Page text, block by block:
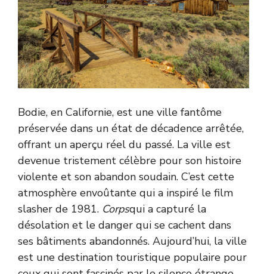
Bodie, en Californie, est une ville fantôme
préservée dans un état de décadence arrêtée,
offrant un aperçu réel du passé. La ville est
devenue tristement célèbre pour son histoire
violente et son abandon soudain. C’est cette
atmosphère envoûtante qui a inspiré le film
slasher de 1981. Corpsqui a capturé la
désolation et le danger qui se cachent dans
ses bâtiments abandonnés. Aujourd’hui, la ville
est une destination touristique populaire pour